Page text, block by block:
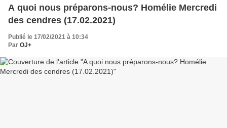
A quoi nous préparons-nous? Homélie Mercredi
des cendres (17.02.2021)
Publié le 17/02/2021 à 10:34
Par OJ+